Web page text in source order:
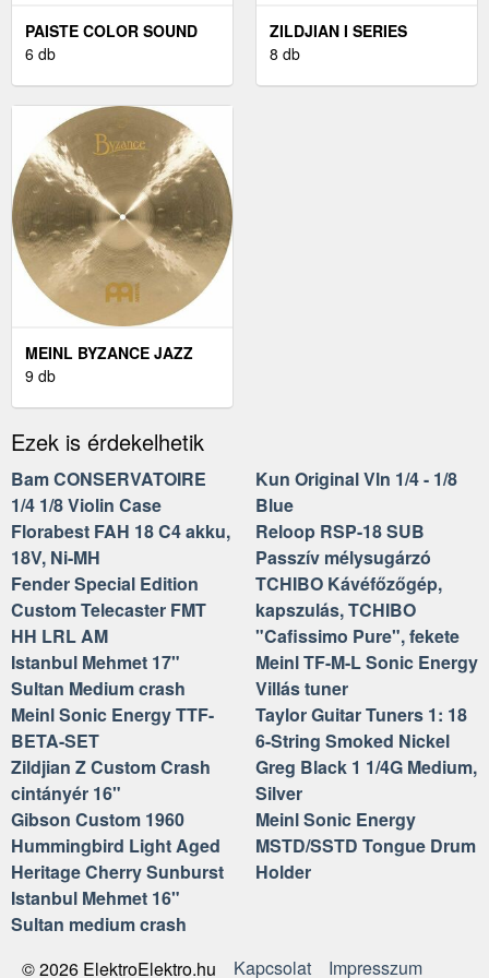
PAISTE COLOR SOUND
900 18" CRASH
6 db
ZILDJIAN I SERIES
CRASH CINTÁNYÉR 14"
8 db
MEINL BYZANCE JAZZ
THIN 20" RIDE
9 db
Ezek is érdekelhetik
Bam CONSERVATOIRE
1/4 1/8 Violin Case
Kun Original Vln 1/4 - 1/8
Blue
Florabest FAH 18 C4 akku,
18V, Ni-MH
Reloop RSP-18 SUB
Passzív mélysugárzó
Fender Special Edition
Custom Telecaster FMT
HH LRL AM
TCHIBO Kávéfőzőgép,
kapszulás, TCHIBO
"Cafissimo Pure", fekete
Istanbul Mehmet 17"
Sultan Medium crash
Meinl TF-M-L Sonic Energy
Villás tuner
Meinl Sonic Energy TTF-
BETA-SET
Taylor Guitar Tuners 1: 18
6-String Smoked Nickel
Zildjian Z Custom Crash
cintányér 16"
Greg Black 1 1/4G Medium,
Silver
Gibson Custom 1960
Hummingbird Light Aged
Heritage Cherry Sunburst
Meinl Sonic Energy
MSTD/SSTD Tongue Drum
Holder
Istanbul Mehmet 16"
Sultan medium crash
© 2026 ElektroElektro.hu
Kapcsolat
Impresszum